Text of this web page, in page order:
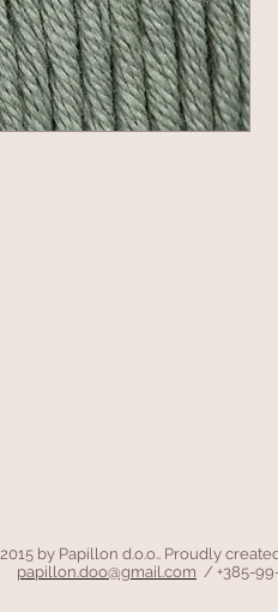
by Papillon d.o.o.. Proudly
papillon.doo@gmail.com / +385-